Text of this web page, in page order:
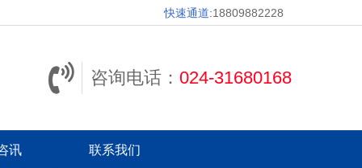
快速通道:18809882228
咨询电话： 024-31680168
讯 联系我们